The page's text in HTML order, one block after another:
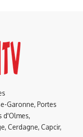
Garonne, Portes
d'Olmes,
Cerdagne, Capcir,